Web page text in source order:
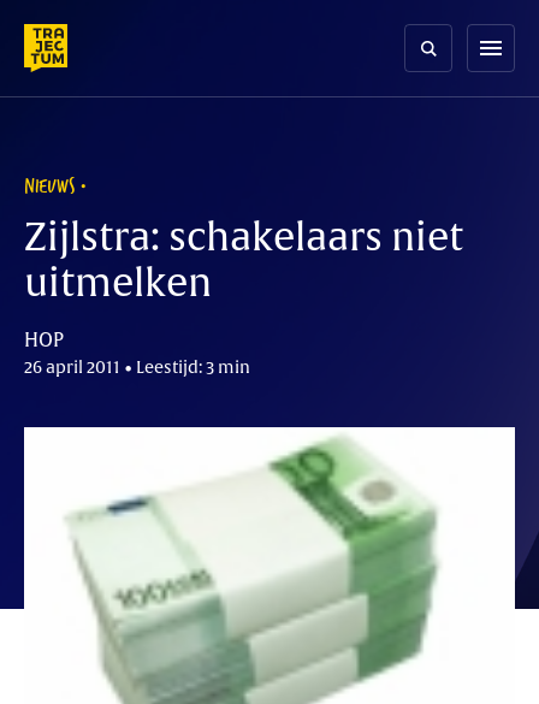
content
menu
NIEUWS
Zijlstra: schakelaars niet
uitmelken
HOP
26 april 2011 • Leestijd: 3 min